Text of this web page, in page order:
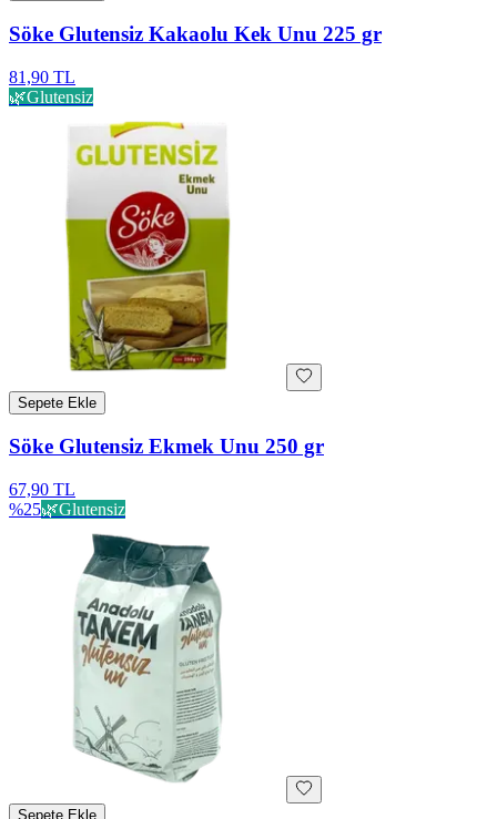
Söke Glutensiz Kakaolu Kek Unu 225 gr
81,90 TL
🌿Glutensiz
Sepete Ekle
Söke Glutensiz Ekmek Unu 250 gr
67,90 TL
%25🌿Glutensiz
Sepete Ekle